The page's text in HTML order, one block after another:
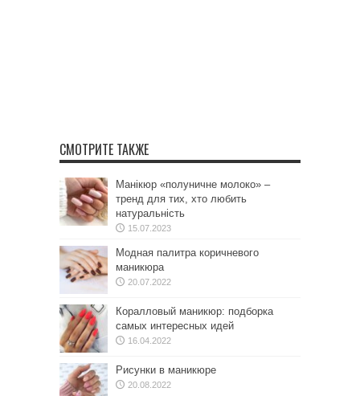
СМОТРИТЕ ТАКЖЕ
Манікюр «полуничне молоко» –
тренд для тих, хто любить
натуральність
15.07.2023
Модная палитра коричневого
маникюра
20.07.2022
Коралловый маникюр: подборка
самых интересных идей
16.04.2022
Рисунки в маникюре
20.08.2022